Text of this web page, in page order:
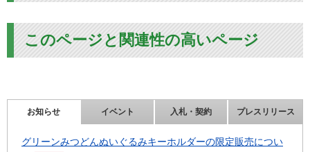
このページと関連性の高いページ
お知らせ イベント 入札・契約 プレスリリース
グリーンみつどんぬいぐるみキーホルダーの限定販売につい